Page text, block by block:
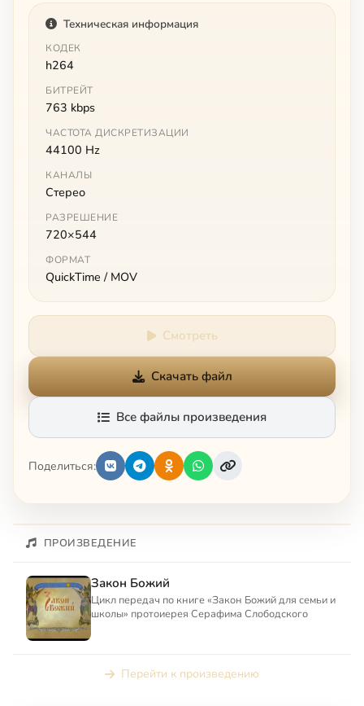
Техническая информация
КОДЕК
h264
БИТРЕЙТ
763 kbps
ЧАСТОТА ДИСКРЕТИЗАЦИИ
44100 Hz
КАНАЛЫ
Стерео
РАЗРЕШЕНИЕ
720×544
ФОРМАТ
QuickTime / MOV
Смотреть
Скачать файл
Все файлы произведения
Поделиться:
ПРОИЗВЕДЕНИЕ
Закон Божий
Цикл передач по книге «Закон Божий для семьи и
школы» протоиерея Серафима Слободского
Перейти к произведению